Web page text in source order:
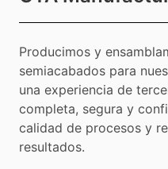
Producimos y
semiacabados para
una experiencia de
completa, segura y
calidad de procesos y
resultados.